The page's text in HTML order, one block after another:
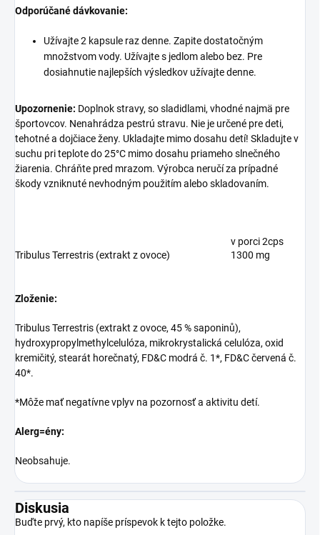
Odporúčané dávkovanie:
Užívajte 2 kapsule raz denne. Zapite dostatočným
množstvom vody. Užívajte s jedlom alebo bez. Pre
dosiahnutie najlepších výsledkov užívajte denne.
Upozornenie: Doplnok stravy, so sladidlami, vhodné najmä pre
športovcov. Nenahrádza pestrú stravu. Nie je určené pre deti,
tehotné a dojčiace ženy. Ukladajte mimo dosahu detí! Skladujte v
suchu pri teplote do 25°C mimo dosahu priameho slnečného
žiarenia. Chráňte pred mrazom. Výrobca neručí za prípadné
škody vzniknuté nevhodným použitím alebo skladovaním.
v porci 2cps
Tribulus Terrestris (extrakt z ovoce)
1300 mg
Zloženie:
Tribulus Terrestris (extrakt z ovoce, 45 % saponinů),
hydroxypropylmethylcelulóza, mikrokrystalická celulóza, oxid
kremičitý, stearát horečnatý, FD&C modrá č. 1*, FD&C červená č.
40*.
*Môže mať negatívne vplyv na pozornosť a aktivitu detí.
Alerg=ény:
Neobsahuje.
Diskusia
Buďte prvý, kto napíše príspevok k tejto položke.